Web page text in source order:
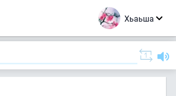
Хьаьша